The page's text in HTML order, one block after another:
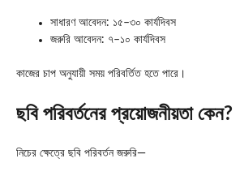
সাধারণ আবেদন: ১৫–৩০ কার্যদিবস
জরুরি আবেদন: ৭–১০ কার্যদিবস
কাজের চাপ অনুযায়ী সময় পরিবর্তিত হতে পারে।
ছবি পরিবর্তনের প্রয়োজনীয়তা কেন?
নিচের ক্ষেত্রে ছবি পরিবর্তন জরুরি—